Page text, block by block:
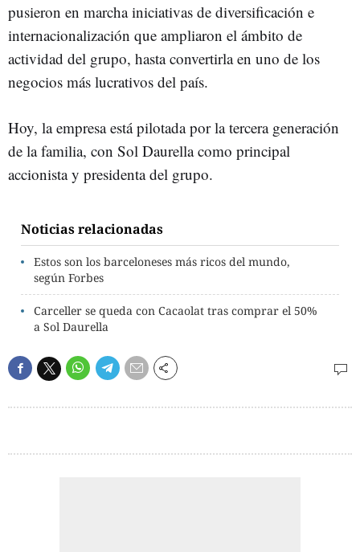
pusieron en marcha iniciativas de diversificación e
internacionalización que ampliaron el ámbito de
actividad del grupo, hasta convertirla en uno de los
negocios más lucrativos del país.
Hoy, la empresa está pilotada por la tercera generación
de la familia, con Sol Daurella como principal
accionista y presidenta del grupo.
Noticias relacionadas
Estos son los barceloneses más ricos del mundo,
según Forbes
Carceller se queda con Cacaolat tras comprar el 50%
a Sol Daurella